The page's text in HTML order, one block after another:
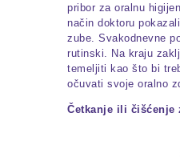
pribor za oralnu
način doktoru
zube. Svakodnevne
rutinski. Na kraju
temeljiti kao što bi
očuvati svoje oralno
Četkanje ili čišćenje